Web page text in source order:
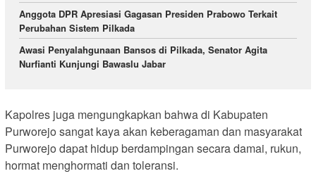
Anggota DPR Apresiasi Gagasan Presiden Prabowo Terkait
Perubahan Sistem Pilkada
Awasi Penyalahgunaan Bansos di Pilkada, Senator Agita
Nurfianti Kunjungi Bawaslu Jabar
Kapolres juga mengungkapkan bahwa di Kabupaten
Purworejo sangat kaya akan keberagaman dan masyarakat
Purworejo dapat hidup berdampingan secara damai, rukun,
hormat menghormati dan toleransi.